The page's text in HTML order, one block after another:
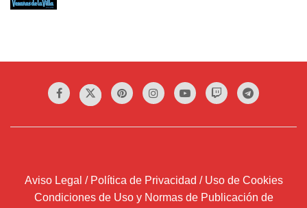
Aviso Legal / Política de Privacidad / Uso de Cookies
Condiciones de Uso y Normas de Publicación de